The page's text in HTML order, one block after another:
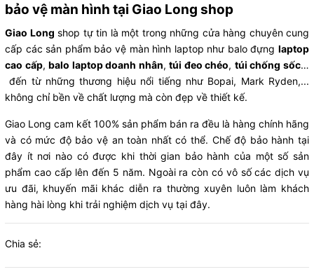
bảo vệ màn hình tại Giao Long shop
Giao Long shop tự tin là một trong những cửa hàng chuyên cung
cấp các sản phẩm bảo vệ màn hình laptop như balo đựng laptop
cao cấp,balo laptop doanh nhân,túi đeo chéo, túi chống sốc…
đến từ những thương hiệu nổi tiếng như Bopai, Mark Ryden,...
không chỉ bền về chất lượng mà còn đẹp về thiết kế.
Giao Long cam kết 100% sản phẩm bán ra đều là hàng chính hãng
và có mức độ bảo vệ an toàn nhất có thể. Chế độ bảo hành tại
đây ít nơi nào có được khi thời gian bảo hành của một số sản
phẩm cao cấp lên đến 5 năm. Ngoài ra còn có vô số các dịch vụ
ưu đãi, khuyến mãi khác diễn ra thường xuyên luôn làm khách
hàng hài lòng khi trải nghiệm dịch vụ tại đây.
Chia sẻ: